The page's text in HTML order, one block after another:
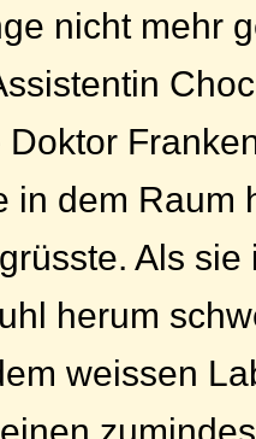
nicht mehr
in dem Raum
Als
herum
weissen